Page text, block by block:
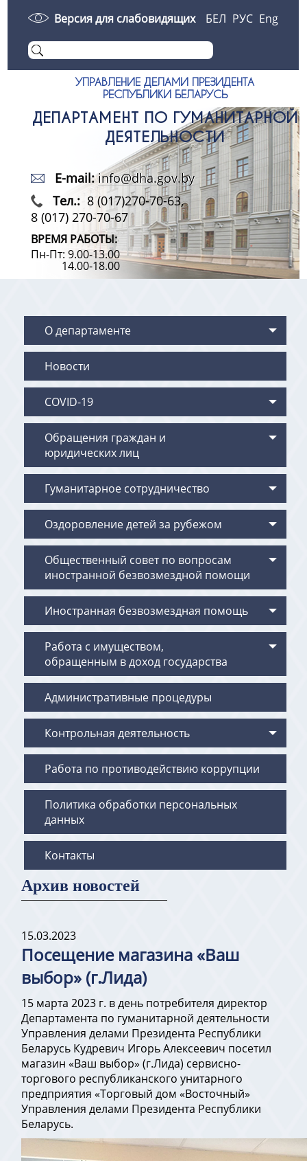
Версия для слабовидящих БЕЛ РУС Eng
УПРАВЛЕНИЕ ДЕЛАМИ ПРЕЗИДЕНТА
РЕСПУБЛИКИ БЕЛАРУСЬ
ДЕПАРТАМЕНТ ПО ГУМАНИТАРНОЙ
ДЕЯТЕЛЬНОСТИ
E-mail: info@dha.gov.by
Тел.:8 (017)270-70-63,
8 (017) 270-70-67
ВРЕМЯ РАБОТЫ:
Пн-Пт: 9.00-13.00
14.00-18.00
О департаменте
Новости
COVID-19
Обращения граждан и
юридических лиц
Гуманитарное сотрудничество
Оздоровление детей за рубежом
Общественный совет по вопросам
иностранной безвозмездной помощи
Иностранная безвозмездная помощь
Работа с имуществом,
обращенным в доход государства
Административные процедуры
Контрольная деятельность
Работа по противодействию коррупции
Политика обработки персональных
данных
Контакты
Архив новостей
15.03.2023
Посещение магазина «Ваш
выбор» (г.Лида)
15 марта 2023 г. в день потребителя директор
Департамента по гуманитарной деятельности
Управления делами Президента Республики
Беларусь Кудревич Игорь Алексеевич посетил
магазин «Ваш выбор» (г.Лида) сервисно-
торгового республиканского унитарного
предприятия «Торговый дом «Восточный»
Управления делами Президента Республики
Беларусь.